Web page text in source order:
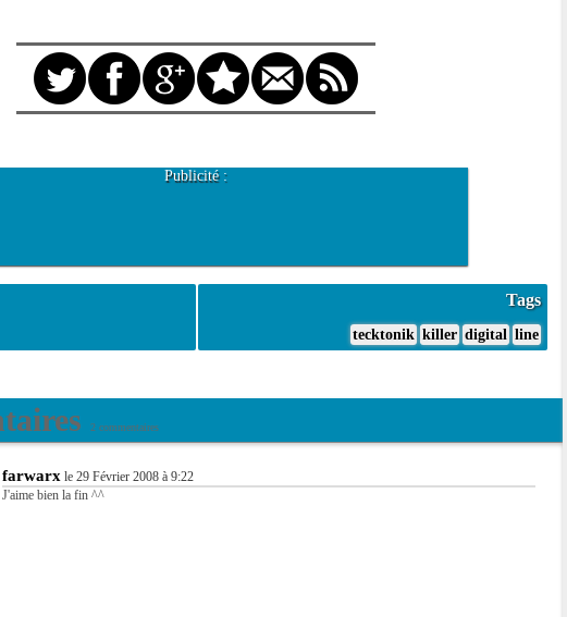
Publicité :
Tags
tecktonik killer digital line
2 commentaires
farwarx le 29 Février 2008 à 9:22
J'aime bien la fin ^^